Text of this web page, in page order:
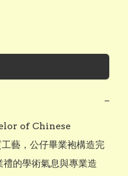
−
of Chinese
藝，公仔畢業袍構造完
的學術氣息與專業造